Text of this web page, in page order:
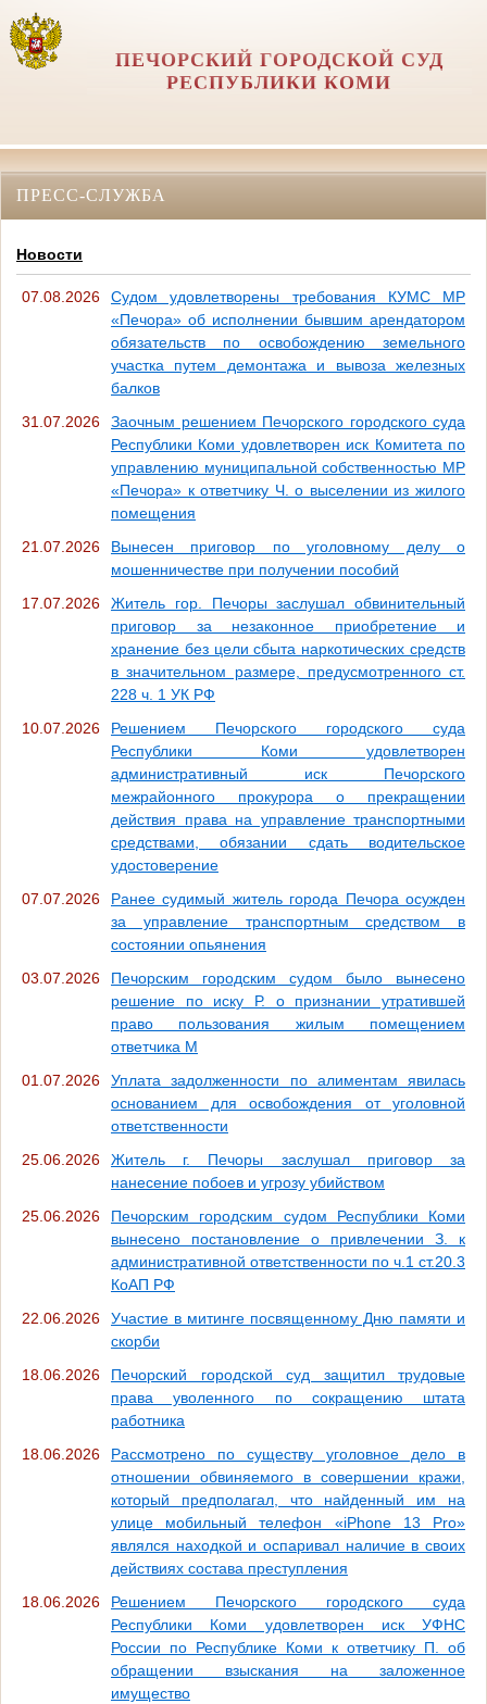
ПЕЧОРСКИЙ ГОРОДСКОЙ СУД
РЕСПУБЛИКИ КОМИ
ПРЕСС-СЛУЖБА
Новости
07.08.2026
Судом удовлетворены требования КУМС МР
«Печора» об исполнении бывшим арендатором
обязательств по освобождению земельного
участка путем демонтажа и вывоза железных
балков
31.07.2026
Заочным решением Печорского городского суда
Республики Коми удовлетворен иск Комитета по
управлению муниципальной собственностью МР
«Печора» к ответчику Ч. о выселении из жилого
помещения
21.07.2026
Вынесен приговор по уголовному делу о
мошенничестве при получении пособий
17.07.2026
Житель гор. Печоры заслушал обвинительный
приговор за незаконное приобретение и
хранение без цели сбыта наркотических средств
в значительном размере, предусмотренного ст.
228 ч. 1 УК РФ
10.07.2026
Решением Печорского городского суда
Республики Коми удовлетворен
административный иск Печорского
межрайонного прокурора о прекращении
действия права на управление транспортными
средствами, обязании сдать водительское
удостоверение
07.07.2026
Ранее судимый житель города Печора осужден
за управление транспортным средством в
состоянии опьянения
03.07.2026
Печорским городским судом было вынесено
решение по иску Р. о признании утратившей
право пользования жилым помещением
ответчика М
01.07.2026
Уплата задолженности по алиментам явилась
основанием для освобождения от уголовной
ответственности
25.06.2026
Житель г. Печоры заслушал приговор за
нанесение побоев и угрозу убийством
25.06.2026
Печорским городским судом Республики Коми
вынесено постановление о привлечении З. к
административной ответственности по ч.1 ст.20.3
КоАП РФ
22.06.2026
Участие в митинге посвященному Дню памяти и
скорби
18.06.2026
Печорский городской суд защитил трудовые
права уволенного по сокращению штата
работника
18.06.2026
Рассмотрено по существу уголовное дело в
отношении обвиняемого в совершении кражи,
который предполагал, что найденный им на
улице мобильный телефон «iPhone 13 Pro»
являлся находкой и оспаривал наличие в своих
действиях состава преступления
18.06.2026
Решением Печорского городского суда
Республики Коми удовлетворен иск УФНС
России по Республике Коми к ответчику П. об
обращении взыскания на заложенное
имущество